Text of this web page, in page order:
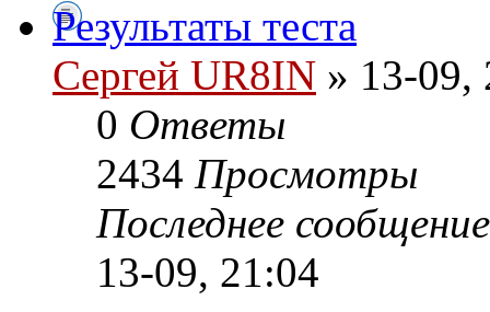
Результаты теста
Сергей UR8IN » 13-09,
0 Ответы
2434 Просмотры
Последнее
13-09, 21:04